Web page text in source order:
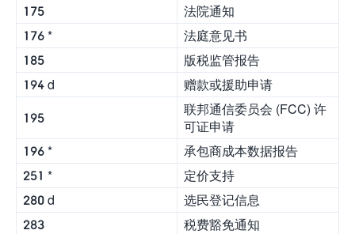
175
法院通知
176 *
法庭意见书
185
版税监管报告
194 d
赠款或援助申请
195
联邦通信委员会 (FCC) 许
可证申请
196 *
承包商成本数据报告
251 *
定价支持
280 d
选民登记信息
283
税费豁免通知